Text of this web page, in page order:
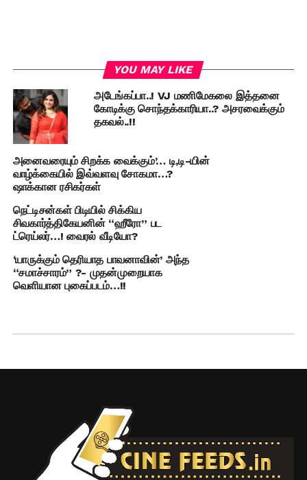
YOU MAY LIKE
அடேங்கப்பா..! VJ மணிமேகலை இத்தனை
கோடிக்கு சொந்தக்காரியா..? அசரவைக்கும்
தகவல்..!!
அனைவரையும் சிறக்க வைக்கும்’… டி,டி-யின்
வாழ்க்கையில் இவ்வளவு சோகமா…?
ஷாக்கான ரசிகர்கள்
நெட்டிசன்கள் பிடியில் சிக்கிய
சிவகார்த்திகேயனின் “ஹீரோ” பட
ட்ரெய்லர்…! வைரல் வீடியோ?
‘யாருக்கும் தெரியாத பாவனாவின்’ அந்த
“சமாச்சாரம்” ?- முதன்முறையாக
வெளியான புகைப்படம்…!!